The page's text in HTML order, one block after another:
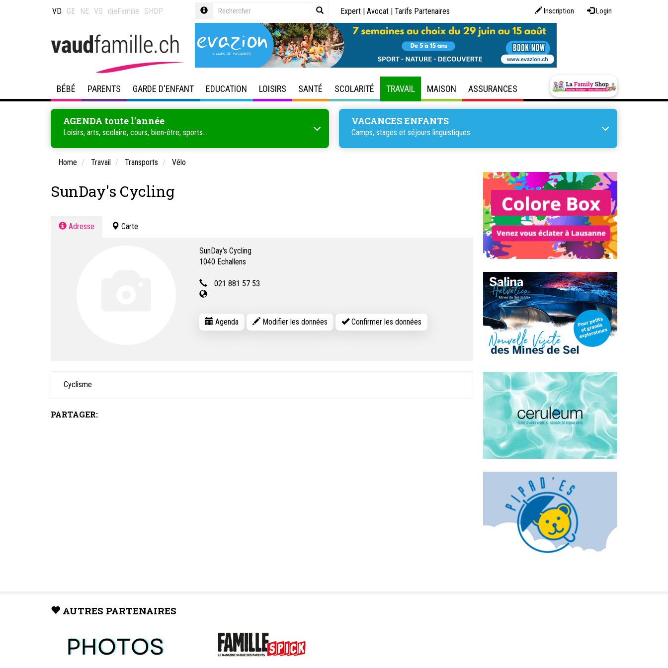
VD GE NE VS dieFamilie SHOP Inscription Login
Expert | Avocat | Tarifs Partenaires
BÉBÉ PARENTS GARDE D'ENFANT EDUCATION LOISIRS SANTÉ SCOLARITÉ TRAVAIL MAISON ASSURANCES
AGENDA toute l'année
Loisirs, arts, scolaire, cours, bien-être, sports...
VACANCES ENFANTS
Camps, stages et séjours linguistiques
Home Travail Transports Vélo
SunDay's Cycling
Adresse Carte
SunDay's Cycling
1040 Echallens
021 881 57 53
Agenda Modifier les données Confirmer les données
Cyclisme
PARTAGER:
AUTRES PARTENAIRES